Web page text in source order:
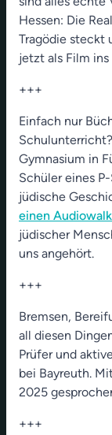
Hessen: Die
Tragödie steckt
jetzt als Film ins
+++
Einfach nur
Gymnasium in
Schüler eines
jüdische
einen
jüdischer
uns angehört.
+++
Bremsen,
all diesen
Prüfer und
bei Bayreuth.
2025
+++